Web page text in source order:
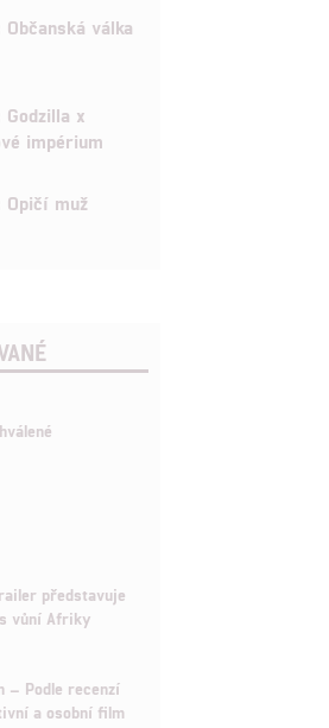
Občanská válka
Godzilla x
impérium
Opičí muž
představuje
vůní Afriky
– Podle recenzí
a osobní film